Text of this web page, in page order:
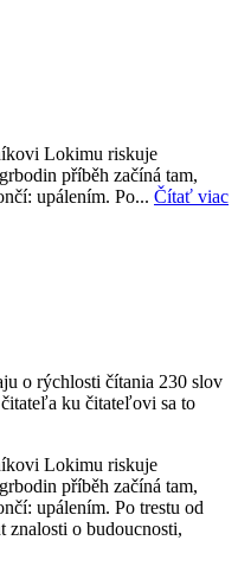
Lokimu riskuje
příběh začíná tam,
upálením. Po... Čítať viac
o rýchlosti čítania 230 slov
ku čitateľovi sa to
Lokimu riskuje
příběh začíná tam,
upálením. Po trestu od
znalosti o budoucnosti,